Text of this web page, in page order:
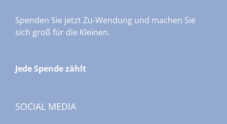
Spenden Sie jetzt Zu-Wendung und machen Sie
sich groß für die Kleinen.
Jede Spende zählt
SOCIAL MEDIA